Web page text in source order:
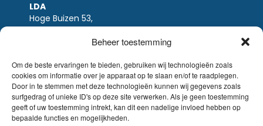
Beheer toestemming
Om de beste ervaringen te bieden, gebruiken wij technologieën zoals
cookies om informatie over je apparaat op te slaan en/of te raadplegen.
Door in te stemmen met deze technologieën kunnen wij gegevens zoals
surfgedrag of unieke ID's op deze site verwerken. Als je geen toestemming
geeft of uw toestemming intrekt, kan dit een nadelige invloed hebben op
bepaalde functies en mogelijkheden.
LDA
Hoge Buizen 53,
1980 EPPEGEM
Tel +32 (0)2-266.13.13
LDA@LDA.be
BTW: BE0405.895.609
IBAN: KBC / BE51 7340 2410 9862
BIC: KBC / KREDBEBB